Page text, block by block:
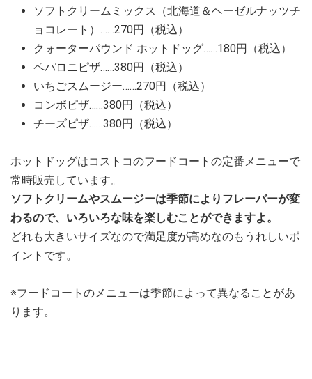
ソフトクリームミックス（北海道＆ヘーゼルナッツチ
ョコレート）……270円（税込）
クォーターパウンド ホットドッグ……180円（税込）
ペパロニピザ……380円（税込）
いちごスムージー……270円（税込）
コンボピザ……380円（税込）
チーズピザ……380円（税込）
ホットドッグはコストコのフードコートの定番メニューで
常時販売しています。
ソフトクリームやスムージーは季節によりフレーバーが変
わるので、いろいろな味を楽しむことができますよ。
どれも大きいサイズなので満足度が高めなのもうれしいポ
イントです。
※フードコートのメニューは季節によって異なることがあ
ります。